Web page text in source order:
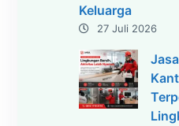
Keluarga
27 Juli 2026